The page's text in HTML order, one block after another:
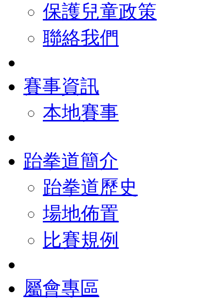
保護兒童政策
聯絡我們
賽事資訊
本地賽事
跆拳道簡介
跆拳道歷史
場地佈置
比賽規例
屬會專區